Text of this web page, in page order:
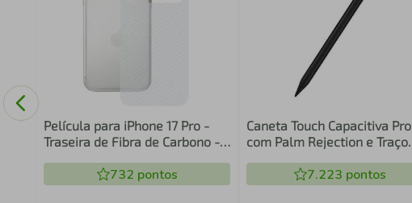
Película para iPhone 17 Pro -
Traseira de Fibra de Carbono -
732 pontos
Caneta Touch Capacitiva Pro
com Palm Rejection e Traço
7.223 pontos